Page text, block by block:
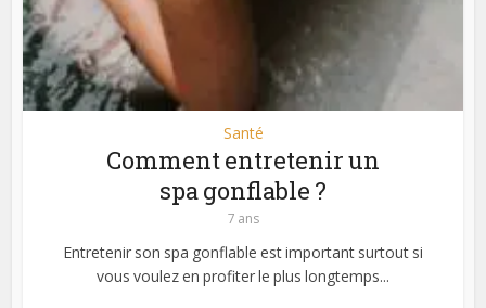
Santé
Comment entretenir un
spa gonflable ?
7 ans
Entretenir son spa gonflable est important surtout si
vous voulez en profiter le plus longtemps...